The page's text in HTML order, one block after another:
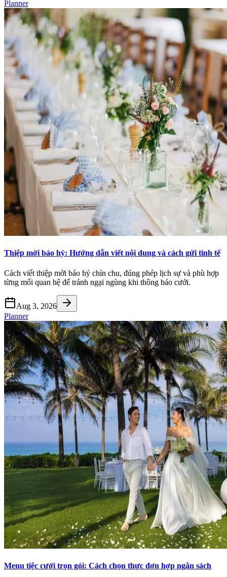
Planner
Thiệp mời báo hỷ: Hướng dẫn viết nội dung và cách gửi tinh tế
Cách viết thiệp mời báo hỷ chỉn chu, đúng phép lịch sự và phù hợp
từng mối quan hệ để tránh ngại ngùng khi thông báo cưới.
Aug 3, 2026
Planner
Menu tiệc cưới trọn gói: Cách chọn thực đơn hợp ngân sách